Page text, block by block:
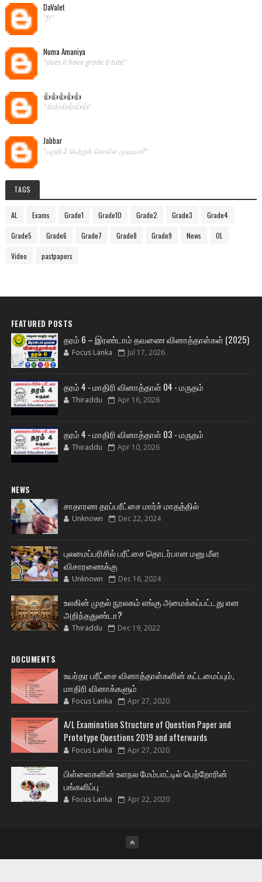
DaValet
"fr"
Numa Amaniya
"does it have grade 6 tute"
👍👍👍👍👍
"👍👍👍👍👍👍"
Jabbar
"பகுதி 2 பெற்றுக் கொள்ள முடியுமா?"
TAGS
AL Exams Grade1 Grade10 Grade2 Grade3 Grade4
Grade5 Grade6 Grade7 Grade8 Grade9 News OL
Video pastpapers
FEATURED POSTS
தரம் 6 – இரண்டாம் தவணை வினாத்தாள்கள் (2025)
Focus Lanka Jul 17, 2026
தரம் 4 - மாதிரி வினாத்தாள் 04 - மருதம்
Thiraddu Apr 16, 2026
தரம் 4 - மாதிரி வினாத்தாள் 03 - மருதம்
Thiraddu Apr 10, 2026
NEWS
சாதாரண தரப்பரீட்சை மார்ச் மாதத்தில்
Unknown Dec 22, 2024
புலமைப்பரிசில் பரீட்சை தொடர்பான மனு மீள
விசாரணைக்கு
Unknown Dec 16, 2024
உலகின் முதல் நூலகம் எங்கு அமைக்கப்பட்டது என
அறிந்ததுண்டா?
Thiraddu Dec 19, 2022
DOCUMENTS
உயர்தர பரீட்சை வினாத்தாள்களின் கட்டமைப்பும்,
மாதிரி வினாக்களும்
Focus Lanka Apr 27, 2020
A/L Examination Structure of Question Paper and
Prototype Questions 2019 and afterwards
Focus Lanka Apr 27, 2020
பிள்ளைகளின் உளநல மேம்பாட்டில் பெற்றோரின்
பங்களிப்பு
Focus Lanka Apr 22, 2020